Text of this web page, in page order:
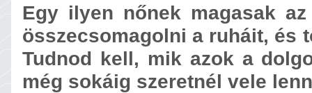
Egy ilyen nőnek magasak
összecsomagolni a ruháit, és
Tudnod kell, mik azok a
még sokáig szeretnél vele